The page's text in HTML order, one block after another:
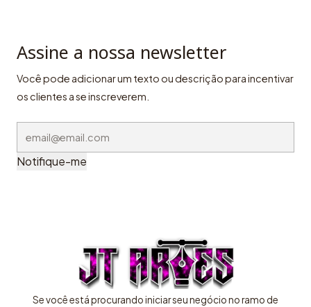
Assine a nossa newsletter
Você pode adicionar um texto ou descrição para incentivar
os clientes a se inscreverem.
Notifique-me
Se você está procurando iniciar seu negócio no ramo de